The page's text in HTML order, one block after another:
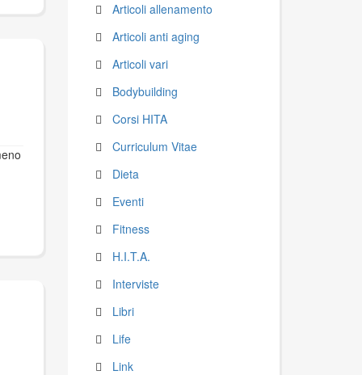
Articoli allenamento
Articoli anti aging
Articoli vari
Bodybuilding
Corsi HITA
Curriculum Vitae
Dieta
Eventi
Fitness
H.I.T.A.
Interviste
Libri
Life
Link